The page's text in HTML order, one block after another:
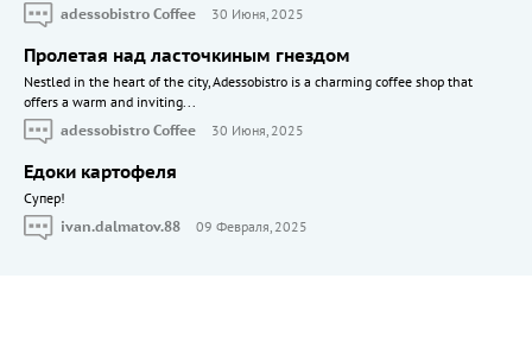
adessobistro Coffee
30 Июня, 2025
Пролетая над ласточкиным гнездом
Nestled in the heart of the city, Adessobistro is a charming coffee shop that
offers a warm and inviting...
adessobistro Coffee
30 Июня, 2025
Едоки картофеля
Cупер!
ivan.dalmatov.88
09 Февраля, 2025